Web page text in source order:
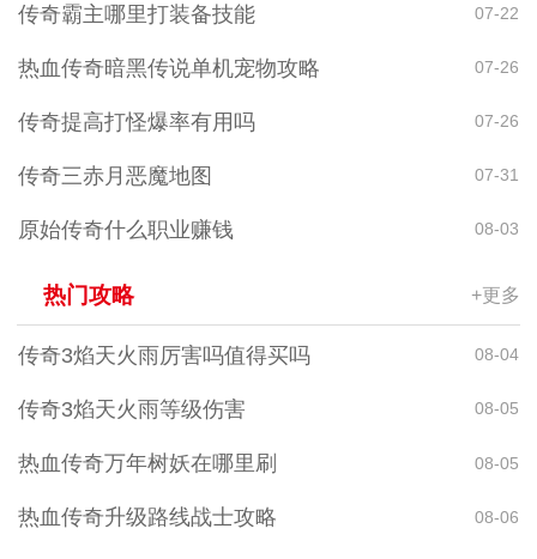
传奇霸主哪里打装备技能 07-22
热血传奇暗黑传说单机宠物攻略 07-26
传奇提高打怪爆率有用吗 07-26
传奇三赤月恶魔地图 07-31
原始传奇什么职业赚钱 08-03
热门攻略 +更多
传奇3焰天火雨厉害吗值得买吗 08-04
传奇3焰天火雨等级伤害 08-05
热血传奇万年树妖在哪里刷 08-05
热血传奇升级路线战士攻略 08-06